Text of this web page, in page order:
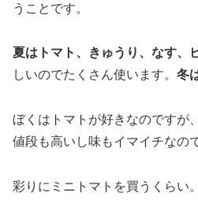
うことです。
夏はトマト、きゅうり、なす、
しいのでたくさん使います。 冬
ぼくはトマトが好きなのですが
値段も高いし味もイマイチなの
彩りにミニトマトを買うくらい。